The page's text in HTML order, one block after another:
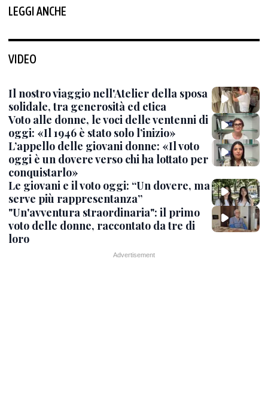
LEGGI ANCHE
VIDEO
Il nostro viaggio nell'Atelier della sposa
solidale, tra generosità ed etica
Voto alle donne, le voci delle ventenni di
oggi: «Il 1946 è stato solo l’inizio»
L’appello delle giovani donne: «Il voto
oggi è un dovere verso chi ha lottato per
conquistarlo»
Le giovani e il voto oggi: “Un dovere, ma
serve più rappresentanza”
"Un'avventura straordinaria": il primo
voto delle donne, raccontato da tre di
loro